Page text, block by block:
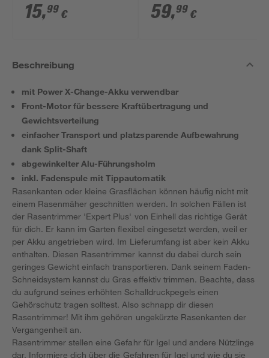
15,99 €
Stück
59,99 €
Beschreibung
mit Power X-Change-Akku verwendbar
Front-Motor für bessere Kraftübertragung und
Gewichtsverteilung
einfacher Transport und platzsparende Aufbewahrung
dank Split-Shaft
abgewinkelter Alu-Führungsholm
inkl. Fadenspule mit Tippautomatik
Rasenkanten oder kleine Grasflächen können häufig nicht mit
einem Rasenmäher geschnitten werden. In solchen Fällen ist
der Rasentrimmer 'Expert Plus' von Einhell das richtige Gerät
für dich. Er kann im Garten flexibel eingesetzt werden, weil er
per Akku angetrieben wird. Im Lieferumfang ist aber kein Akku
enthalten. Diesen Rasentrimmer kannst du dabei durch sein
geringes Gewicht einfach transportieren. Dank seinem Faden-
Schneidsystem kannst du Gras effektiv trimmen. Beachte, dass
du aufgrund seines erhöhten Schalldruckpegels einen
Gehörschutz tragen solltest. Also schnapp dir diesen
Rasentrimmer! Mit ihm gehören ungekürzte Rasenkanten der
Vergangenheit an.
Rasentrimmer stellen eine Gefahr für Igel und andere Nützlinge
dar. Informiere dich über die Gefahren für Igel und wie du sie